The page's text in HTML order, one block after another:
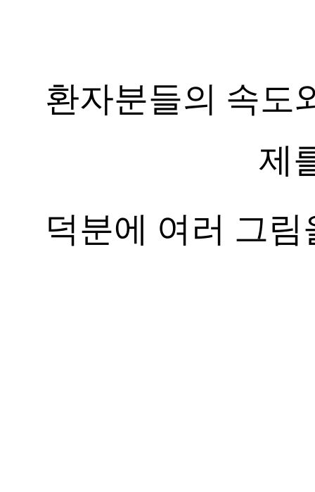
환자분들의 속도
제
덕분에 여러 그